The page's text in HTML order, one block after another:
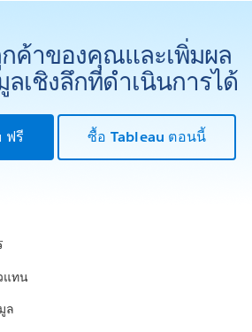
ค้าของคุณและเพิ่มผล
เชิงลึกที่ดำเนินการได้
ฟรี ซื้อ Tableau ตอนนี้
แทน
ล